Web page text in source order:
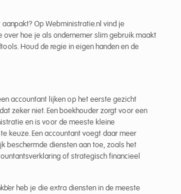
Op Webministratie.nl vind je
over hoe je als ondernemer slim gebruik maakt
Houd de regie in eigen handen en de
accountant lijken op het eerste gezicht
zeker niet. Een boekhouder zorgt voor een
en is voor de meeste kleine
keuze. Een accountant voegt daar meer
beschermde diensten aan toe, zoals het
of strategisch financieel
heb je die extra diensten in de meeste